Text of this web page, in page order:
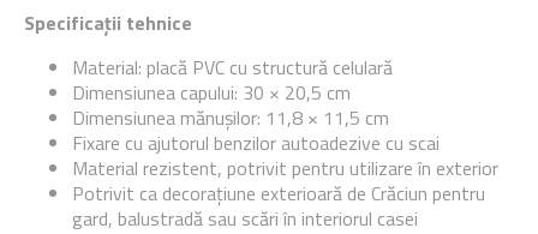
Specificații tehnice
Material: placă PVC cu structură celulară
Dimensiunea capului: 30 × 20,5 cm
Dimensiunea mănușilor: 11,8 × 11,5 cm
Fixare cu ajutorul benzilor autoadezive cu scai
Material rezistent, potrivit pentru utilizare în exterior
Potrivit ca decorațiune exterioară de Crăciun pentru
gard, balustradă sau scări în interiorul casei